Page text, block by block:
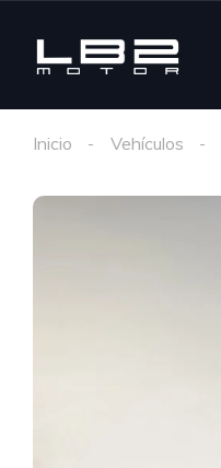
Inicio Vehículos